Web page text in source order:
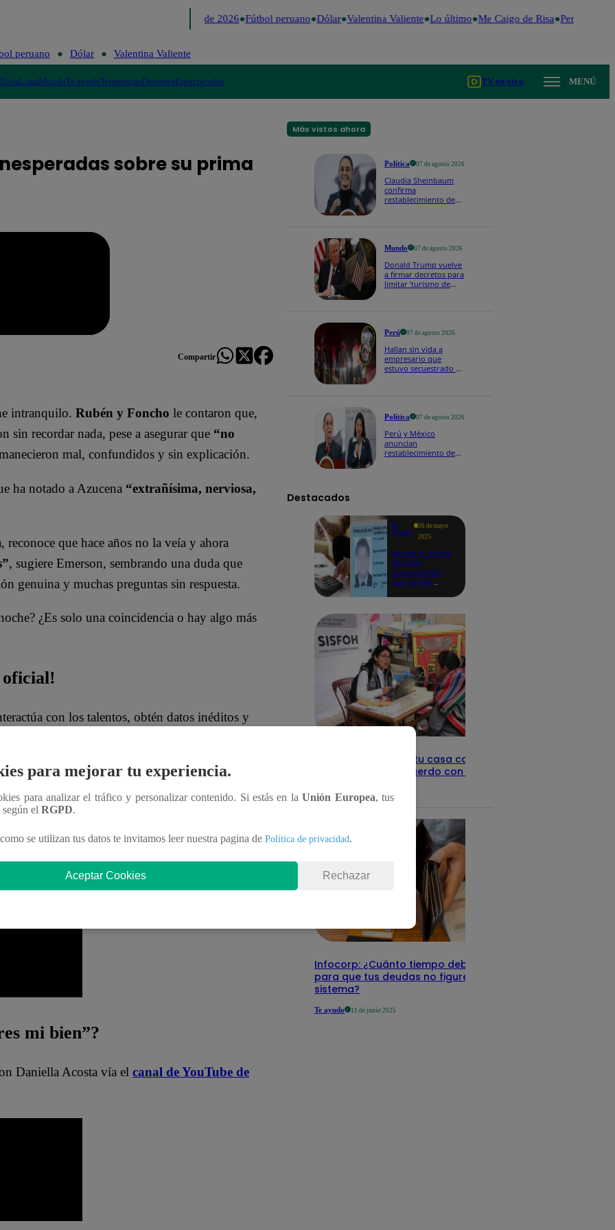
Perú Decide 2026 Fútbol peruano Dólar Valentina Valiente Lo último Me Caigo de Risa Perú Decide
peruano Dólar Valentina Valiente
LimaMundoTe ayudoTendenciasDeportesEspectáculos TV en vivo MENÚ
sobre su prima
Compartir
intranquilo. Rubén y Foncho le contaron que,
sin recordar nada, pese a asegurar que “no
mal, confundidos y sin explicación.
ha notado a Azucena “extrañísima, nerviosa,
que hace años no la veía y ahora
, sugiere Emerson, sembrando una duda que
genuina y muchas preguntas sin respuesta.
¿Es solo una coincidencia o hay algo más
oficial!
con los talentos, obtén datos inéditos y
bien”?
en ESTE enlace.
mi bien”?
Daniella Acosta vía el canal de YouTube de
Más vistos ahora
Política 07 de agosto 2026
Claudia Sheinbaum
confirma
restablecimiento de
Mundo 07 de agosto 2026
Donald Trump vuelve
a firmar decretos para
limitar 'turismo de
Perú 07 de agosto 2026
Hallan sin vida a
empresario que
estuvo secuestrado en
Política 07 de agosto 2026
Perú y México
anuncian
restablecimiento de
Destacados
Te
ayudo
26 de mayo
2025
Revisa si tienes
deudas
consultando
con tu DNI:
Revisa con tu DNI si tu casa califica
como pobre, de acuerdo con el Sisfoh
Te ayudo
Infocorp: ¿Cuánto tiempo debe pasar
para que tus deudas no figuren en su
sistema?
Te ayudo 11 de junio 2025
para mejorar tu experiencia.
para analizar el tráfico y personalizar contenido. Si estás en laUnión Europea, tus
según el RGPD.
se utilizan tus datos te invitamos leer nuestra pagina de Política de privacidad.
Aceptar Cookies Rechazar